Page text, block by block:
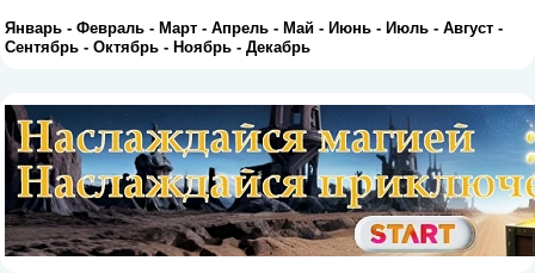
Январь -Февраль -Март -Апрель -Май -Июнь -Июль -Август -
Сентябрь -Октябрь -Ноябрь -Декабрь